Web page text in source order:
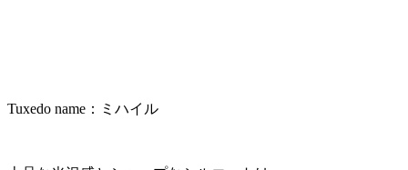
Tuxedo name：ミハイル